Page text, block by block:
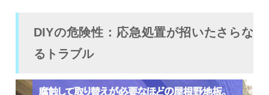
DIYの危険性：応急処置が招いたさらな
るトラブル